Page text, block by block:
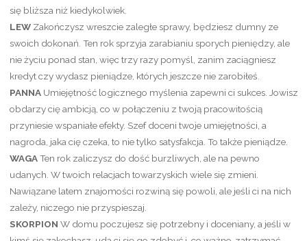
się bliższa niż kiedykolwiek.
LEWZakończysz wreszcie zaległe sprawy, będziesz dumny ze
swoich dokonań. Ten rok sprzyja zarabianiu sporych pieniędzy, ale
nie życiu ponad stan, więc trzy razy pomyśl, zanim zaciągniesz
kredyt czy wydasz pieniądze, których jeszcze nie zarobiłeś.
PANNAUmiejętność logicznego myślenia zapewni ci sukces. Jowisz
obdarzy cię ambicją, co w połączeniu z twoją pracowitością
przyniesie wspaniałe efekty. Szef doceni twoje umiejętności, a
nagroda, jaka cię czeka, to nie tylko satysfakcja. To także pieniądze.
WAGATen rok zaliczysz do dość burzliwych, ale na pewno
udanych. W twoich relacjach towarzyskich wiele się zmieni.
Nawiązane latem znajomości rozwiną się powoli, ale jeśli ci na nich
zależy, niczego nie przyspieszaj.
SKORPION W domu poczujesz się potrzebny i doceniany, a jeśli w